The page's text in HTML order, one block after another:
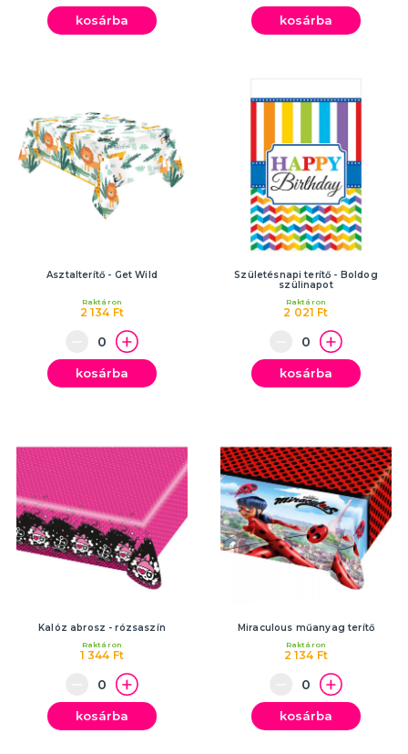
kosárba kosárba
Asztalterítő - Get Wild
2 134 Ft
Raktáron
kosárba
Születésnapi terítő - Boldog
szülinapot
2 021 Ft
Raktáron
kosárba
Kalóz abrosz - rózsaszín
1 344 Ft
Raktáron
kosárba
Miraculous műanyag terítő
2 134 Ft
Raktáron
kosárba